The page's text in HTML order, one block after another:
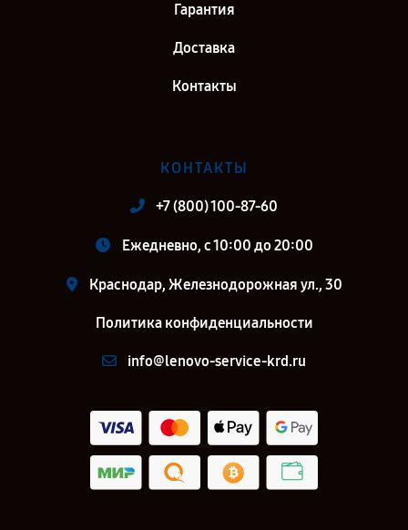
Гарантия
Доставка
Контакты
КОНТАКТЫ
+7 (800) 100-87-60
Ежедневно, с 10:00 до 20:00
Краснодар, Железнодорожная ул., 30
Политика конфиденциальности
info@lenovo-service-krd.ru